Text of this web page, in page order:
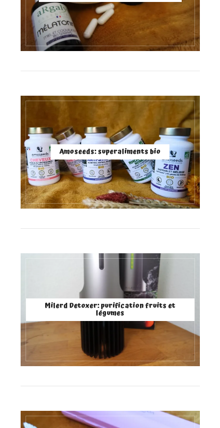
Amoseeds: superaliments bio
Milerd Detoxer: purification fruits et
légumes